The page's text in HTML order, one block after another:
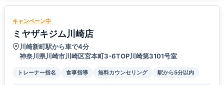
キャンペーン中
ミヤザキジム川崎店
川崎新町駅から車で4分
神奈川県川崎市川崎区宮本町3-6TOP川崎第3101号室
トレーナー指名 食事指導 無料カウンセリング 駅から5分以内